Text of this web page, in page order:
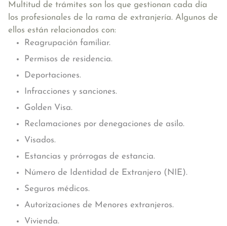
Multitud de trámites son los que gestionan cada día
los profesionales de la rama de extranjería. Algunos de
ellos están relacionados con:
Reagrupación familiar.
Permisos de residencia.
Deportaciones.
Infracciones y sanciones.
Golden Visa.
Reclamaciones por denegaciones de asilo.
Visados.
Estancias y prórrogas de estancia.
Número de Identidad de Extranjero (NIE).
Seguros médicos.
Autorizaciones de Menores extranjeros.
Vivienda.